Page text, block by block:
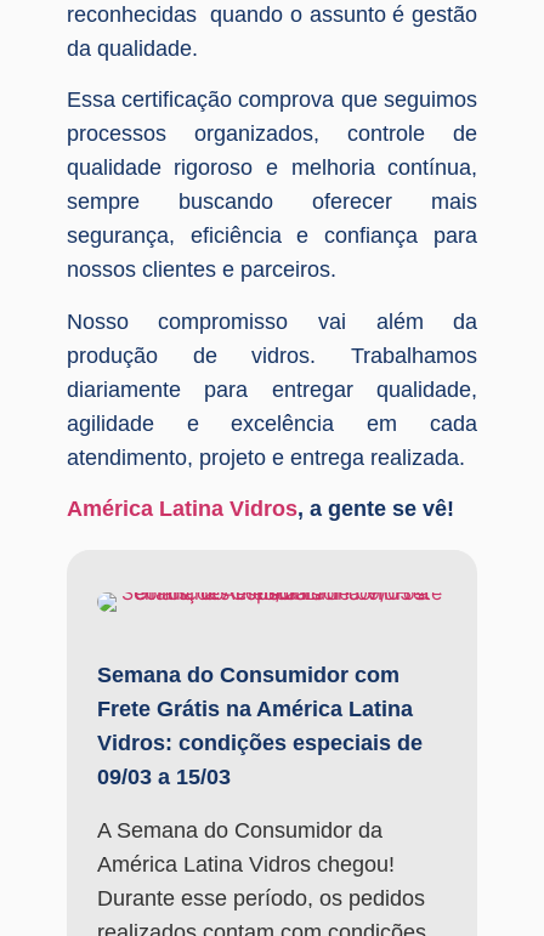
reconhecidas quando o assunto é gestão
da qualidade.
Essa certificação comprova que seguimos
processos organizados, controle de
qualidade rigoroso e melhoria contínua,
sempre buscando oferecer mais
segurança, eficiência e confiança para
nossos clientes e parceiros.
Nosso compromisso vai além da
produção de vidros. Trabalhamos
diariamente para entregar qualidade,
agilidade e excelência em cada
atendimento, projeto e entrega realizada.
América Latina Vidros, a gente se vê!
Semana do Consumidor com
Frete Grátis na América Latina
Vidros: condições especiais de
09/03 a 15/03
A Semana do Consumidor da
América Latina Vidros chegou!
Durante esse período, os pedidos